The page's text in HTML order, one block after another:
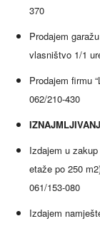
370
Prodajem
vlasništvo 1/1
Prodajem firmu
062/210-430
Izdajem u
etaže po 250
061/153-080
Izdajem